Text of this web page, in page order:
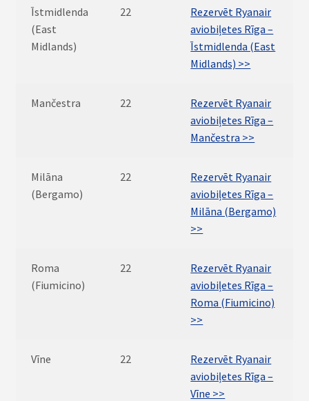
Īstmidlenda
(East
Midlands)
22
Rezervēt Ryanair
aviobiļetes Rīga –
Īstmidlenda (East
Midlands) >>
Mančestra 22
Rezervēt Ryanair
aviobiļetes Rīga –
Mančestra >>
Milāna
(Bergamo)
22
Rezervēt Ryanair
aviobiļetes Rīga –
Milāna (Bergamo)
>>
Roma
(Fiumicino)
22
Rezervēt Ryanair
aviobiļetes Rīga –
Roma (Fiumicino)
>>
Vīne 22
Rezervēt Ryanair
aviobiļetes Rīga –
Vīne >>